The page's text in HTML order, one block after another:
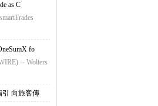
as C
fo
-- Wolters
引 向旅客傳